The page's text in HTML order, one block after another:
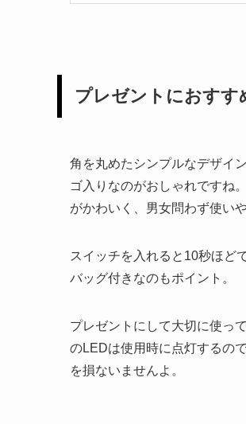
プレゼントにおすす
角を丸めたシンプルなデザイ
ゴ入りなのがおしゃれですね
がかわいく、男女問わず使い
スイッチを入れると10秒ほど
バッグ付きなのもポイント。
プレゼントにして大切に使っ
のLEDは使用時に点灯するの
を損ないませんよ。